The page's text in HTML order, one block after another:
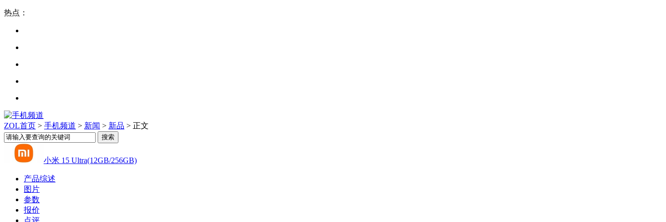
热点：
ZOL首页 > 手机频道 > 新闻 > 新品 > 正文
小米 15 Ultra(12GB/256GB)
产品综述
图片
参数
报价
点评